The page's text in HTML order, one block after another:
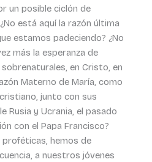
un posible ciclón de
está aquí la razón última
estamos padeciendo? ¿No
más la esperanza de
en Cristo, en
Materno de María, como
junto con sus
Rusia y Ucrania, el pasado
con el Papa Francisco?
hemos de
a nuestros jóvenes